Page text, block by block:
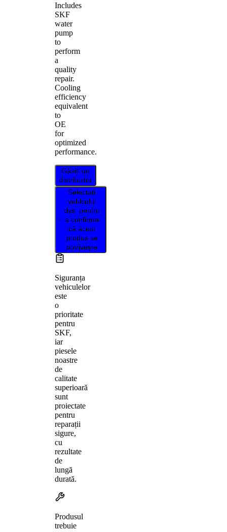
Includes
SKF
water
pump
to
perform
a
quality
repair.
Cooling
efficiency
equivalent
to
OE
for
optimized
performance.
Găsiți un
distribuitor
Selectați
vehiculul
dvs. pentru
a confirma
că acest
produs se
potrivește
Siguranța
vehiculelor
este
o
prioritate
pentru
SKF,
iar
piesele
noastre
de
calitate
superioară
sunt
proiectate
pentru
reparații
sigure,
cu
rezultate
de
lungă
durată.
Produsul
trebuie